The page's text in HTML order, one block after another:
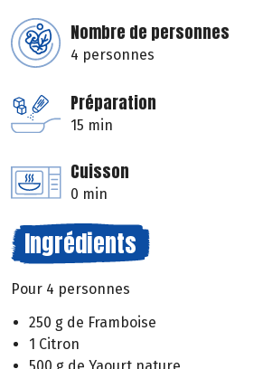
Nombre de personnes
4 personnes
Préparation
15 min
Cuisson
0 min
Ingrédients
Pour 4 personnes
250 g de Framboise
1 Citron